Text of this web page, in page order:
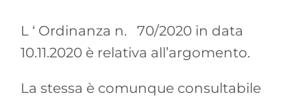
L ‘ Ordinanza n. 70/2020 in data
10.11.2020 è relativa all’argomento.
La stessa è comunque consultabile